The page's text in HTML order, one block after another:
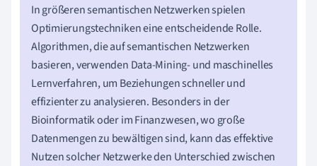
In größeren semantischen Netzwerken spielen
Optimierungstechniken eine entscheidende Rolle.
Algorithmen, die auf semantischen Netzwerken
basieren, verwenden Data-Mining- und maschinelles
Lernverfahren, um Beziehungen schneller und
effizienter zu analysieren. Besonders in der
Bioinformatik oder im Finanzwesen, wo große
Datenmengen zu bewältigen sind, kann das effektive
Nutzen solcher Netzwerke den Unterschied zwischen